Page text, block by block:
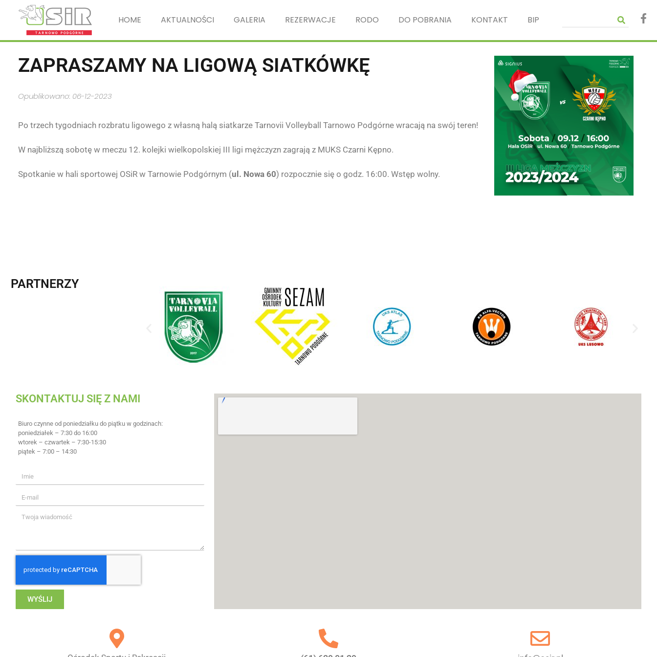
HOME AKTUALNOŚCI GALERIA REZERWACJE RODO DO POBRANIA KONTAKT BIP
ZAPRASZAMY NA LIGOWĄ SIATKÓWKĘ
Opublikowano: 06-12-2023
Po trzech tygodniach rozbratu ligowego z własną halą siatkarze Tarnovii Volleyball Tarnowo Podgórne wracają na swój teren!
W najbliższą sobotę w meczu 12. kolejki wielkopolskiej III ligi mężczyzn zagrają z MUKS Czarni Kępno.
Spotkanie w hali sportowej OSiR w Tarnowie Podgórnym (ul. Nowa 60) rozpocznie się o godz. 16:00. Wstęp wolny.
PARTNERZY
SKONTAKTUJ SIĘ Z NAMI
Biuro czynne od poniedziałku do piątku w godzinach:
poniedziałek – 7:30 do 16:00
wtorek – czwartek – 7:30-15:30
piątek – 7:00 – 14:30
WYŚLIJ